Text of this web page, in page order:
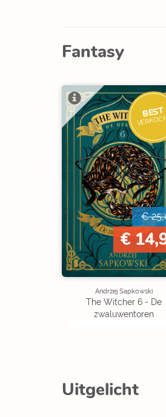
Fantasy
BEST
€
€
Andrzej Sapkowski
The Witcher 6 - De
zwaluwentoren
Uitgelicht